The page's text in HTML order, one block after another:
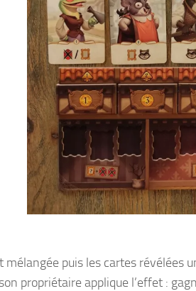
mélangée puis les cartes révélées
propriétaire applique l’effet :